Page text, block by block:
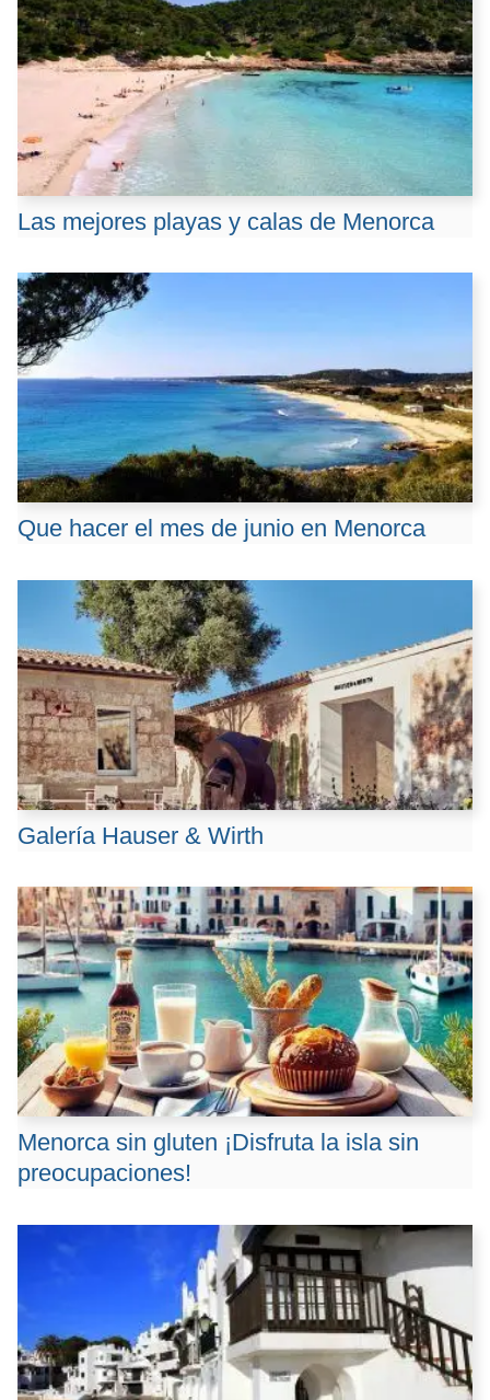
Las mejores playas y calas de Menorca
Que hacer el mes de junio en Menorca
Galería Hauser & Wirth
Menorca sin gluten ¡Disfruta la isla sin
preocupaciones!